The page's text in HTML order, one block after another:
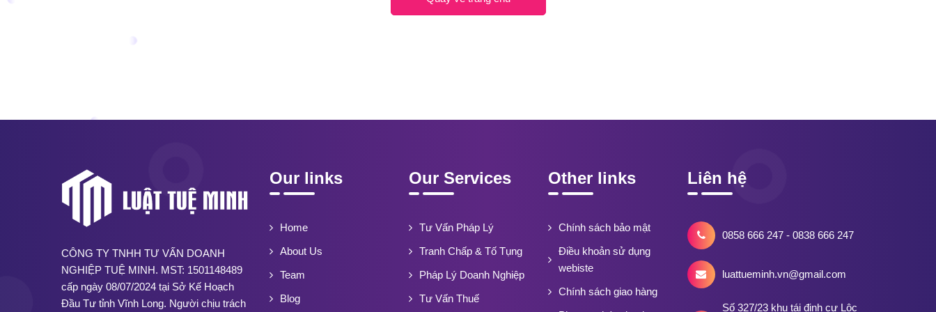
CÔNG TY TNHH TƯ VẤN DOANH
NGHIỆP TUỆ MINH. MST: 1501148489
cấp ngày 08/07/2024 tại Sở Kế Hoạch
Đầu Tư tỉnh Vĩnh Long. Người chịu trách
Our links
Home
About Us
Team
Blog
Our Services
Tư Vấn Pháp Lý
Tranh Chấp & Tố Tụng
Pháp Lý Doanh Nghiệp
Tư Vấn Thuế
Other links
Chính sách bảo mật
Điều khoản sử dụng
webiste
Chính sách giao hàng
Liên hệ
0858 666 247 - 0838 666 247
luattueminh.vn@gmail.com
Số 327/23 khu tái định cư Lộc